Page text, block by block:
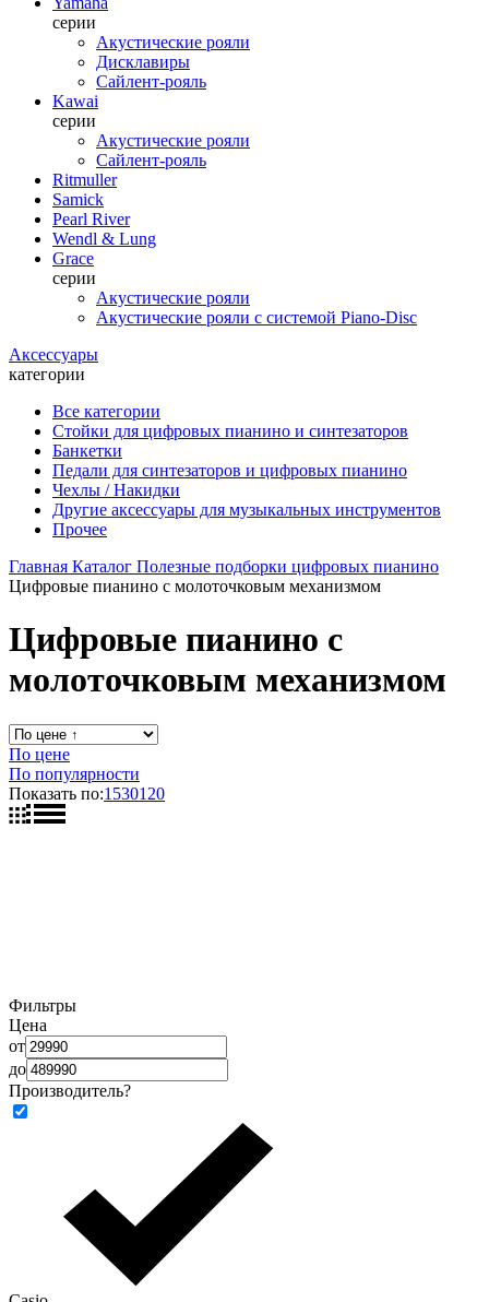
серии
Акустические рояли
Дисклавиры
Сайлент-рояль
Kawai
серии
Акустические рояли
Сайлент-рояль
Ritmuller
Samick
Pearl River
Wendl & Lung
Grace
серии
Акустические рояли
Акустические рояли с системой Piano-Disc
Аксессуары
категории
Все категории
Стойки для цифровых пианино и синтезаторов
Банкетки
Педали для синтезаторов и цифровых пианино
Чехлы / Накидки
Другие аксессуары для музыкальных инструментов
Прочее
Главная Каталог Полезные подборки цифровых пианино
Цифровые пианино с молоточковым механизмом
Цифровые пианино с
молоточковым механизмом
По цене
По популярности
Показать по:1530120
Фильтры
Цена
от
до
Производитель?